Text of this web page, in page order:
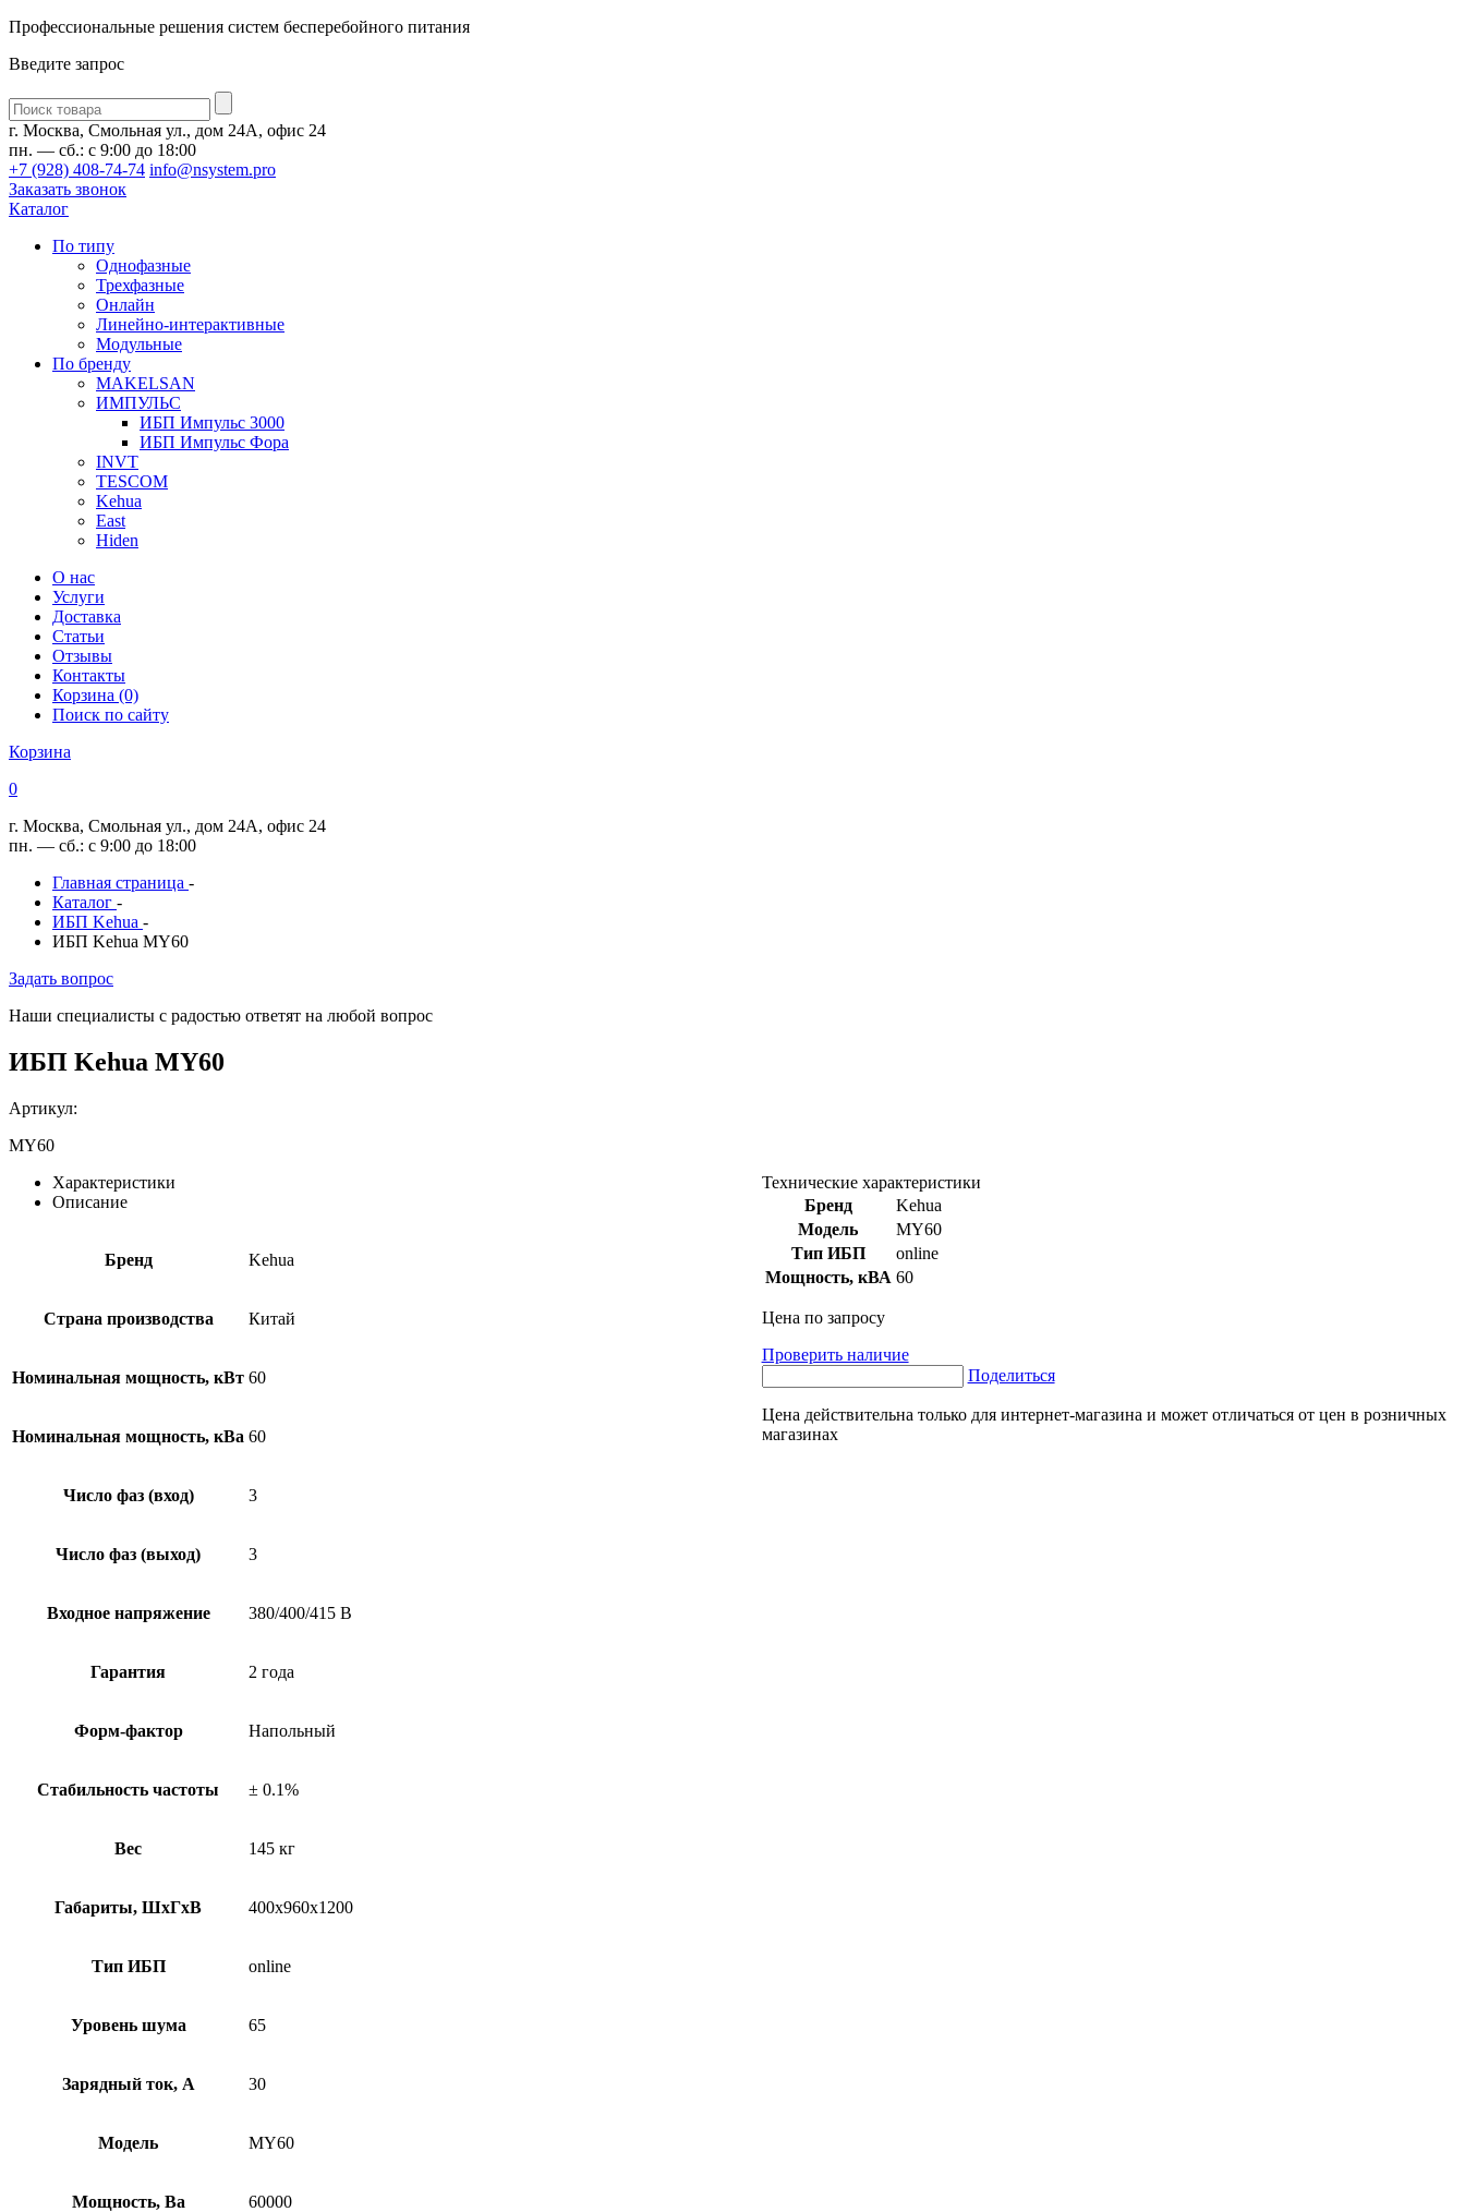
Профессиональные решения систем бесперебойного питания
Введите запрос
Введите
запрос
г. Москва, Смольная ул., дом 24А, офис 24
пн. — сб.: с 9:00 до 18:00
+7 (928) 408-74-74 info@nsystem.pro
Заказать звонок
Каталог
По типу
Однофазные
Трехфазные
Онлайн
Линейно-интерактивные
Модульные
По бренду
MAKELSAN
ИМПУЛЬС
ИБП Импульс 3000
ИБП Импульс Фора
INVT
TESCOM
Kehua
East
Hiden
О нас
Услуги
Доставка
Статьи
Отзывы
Контакты
Корзина (0)
Поиск по сайту
Корзина
0
г. Москва, Смольная ул., дом 24А, офис 24
пн. — сб.: с 9:00 до 18:00
Главная страница -
Каталог -
ИБП Kehua -
ИБП Kehua MY60
Задать вопрос
Наши специалисты с радостью ответят на любой вопрос
ИБП Kehua MY60
Артикул:
MY60
Технические характеристики
Бренд
Kehua
Модель
MY60
Тип ИБП
online
Мощность, кВА 60
Цена по запросу
Проверить наличие
Поделиться
Цена действительна только для интернет-магазина и может отличаться от цен в розничных
магазинах
Характеристики
Описание
Бренд Kehua
Страна производства Китай
Номинальная мощность, кВт 60
Номинальная мощность, кВа 60
Число фаз (вход) 3
Число фаз (выход) 3
Входное напряжение 380/400/415 В
Гарантия 2 года
Форм-фактор Напольный
Стабильность частоты ± 0.1%
Вес 145 кг
Габариты, ШхГхВ 400х960х1200
Тип ИБП online
Уровень шума 65
Зарядный ток, А 30
Модель MY60
Мощность, Ва 60000